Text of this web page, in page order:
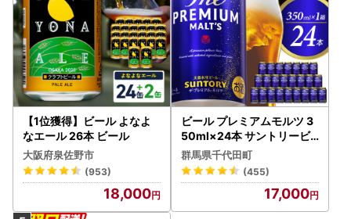
【1位獲得】ビール よなよ
なエール 26本 ビール
大阪府泉佐野市
(953)
18,000
ビール プレミアムモルツ 3
50ml×24本 サントリービ
ール
群馬県千代田町
(455)
17,000